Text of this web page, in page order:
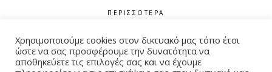
ΠΕΡΙΣΣΟΤΕΡΑ
Cookies
Χρησιμοποιούμε cookies στον δικτυακό μας τόπο έτσι
ώστε να σας προσφέρουμε την δυνατότητα να
αποθηκεύετε τις επιλογές σας και να έχουμε